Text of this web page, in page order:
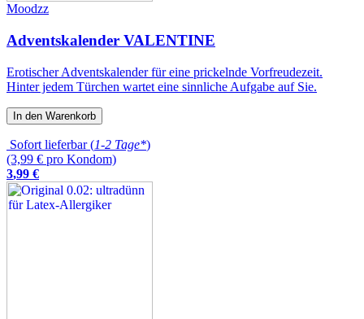
Moodzz
Adventskalender VALENTINE
Erotischer Adventskalender für eine prickelnde Vorfreudezeit.
Hinter jedem Türchen wartet eine sinnliche Aufgabe auf Sie.
In den Warenkorb
Sofort lieferbar (1-2 Tage*)
(3,99 € pro Kondom)
3,99 €